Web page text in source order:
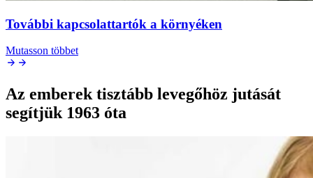
További kapcsolattartók a környéken
Mutasson többet
Az emberek tisztább levegőhöz jutását
segítjük 1963 óta